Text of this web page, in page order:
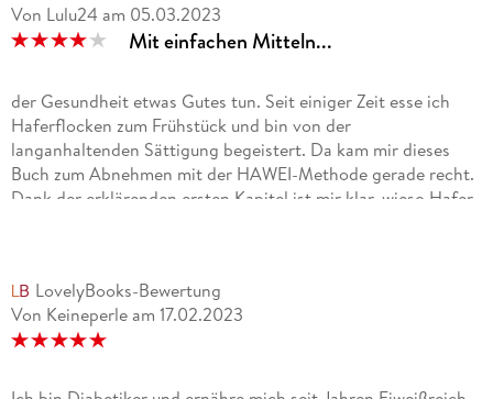
Von Lulu24 am 05.03.2023
Mit einfachen Mitteln...
der Gesundheit etwas Gutes tun. Seit einiger Zeit esse ich
Haferflocken zum Frühstück und bin von der
langanhaltenden Sättigung begeistert. Da kam mir dieses
Buch zum Abnehmen mit der HAWEI-Methode gerade recht.
Dank der erklärenden ersten Kapitel ist mir klar, wieso Hafer
Speiseplan aufnehmen werde, denn sie sind nicht nur gesund,
sondern auch preiswert und wohlschmeckend. Von Porridge
und Granola über Brote bis hin zu Pizzen, Quiches und sogar
Nährwertangaben. Würstchen und Nuggets aus Hafer sind
LovelyBooks-Bewertung
Von Keineperle am 17.02.2023